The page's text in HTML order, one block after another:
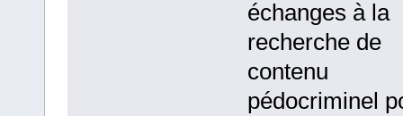
échanges à la
recherche de
contenu
pédocriminel